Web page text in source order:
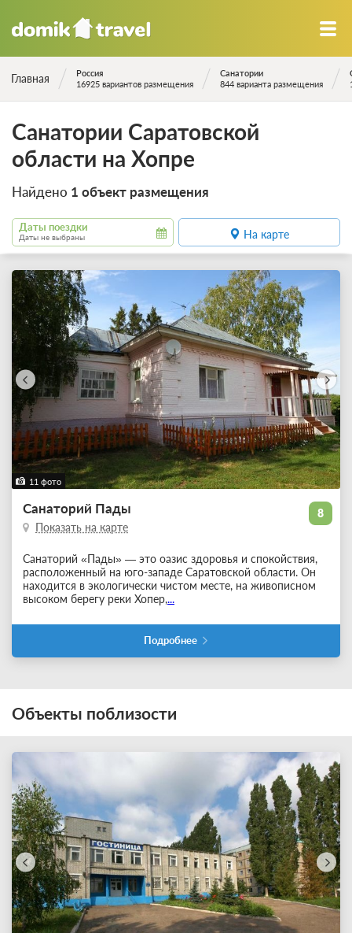
Главная
Россия
16925 вариантов размещения
Санатории
844 варианта размещения
Санатории Саратовской
области на Хопре
Найдено 1 объект размещения
Даты поездки
Даты не выбраны На карте
11 фото
8
Санаторий Пады
Показать на карте
Санаторий «Пады» — это оазис здоровья и спокойствия,
расположенный на юго-западе Саратовской области. Он
находится в экологически чистом месте, на живописном
высоком берегу реки Хопер,...
Подробнее
Объекты поблизости